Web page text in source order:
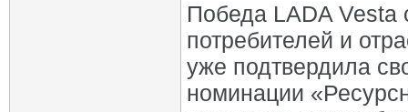
Победа LADA Vesta
потребителей и
уже подтвердила
номинации